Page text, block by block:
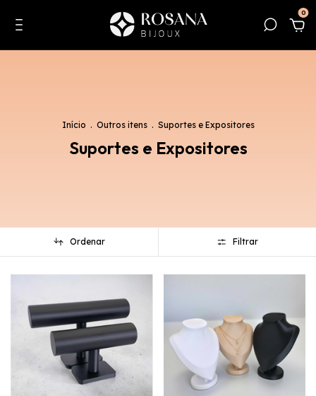
0
Início . Outros itens . Suportes e Expositores
Suportes e Expositores
Ordenar Filtrar